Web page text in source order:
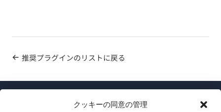
クッキーの同意の管理
推奨プラグインのリストに戻る